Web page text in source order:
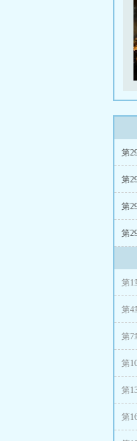
第
第
第
第
第1
第4
第7
第
第
第